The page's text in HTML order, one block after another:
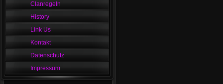
Clanregeln
History
Link Us
Kontakt
Datenschutz
Impressum